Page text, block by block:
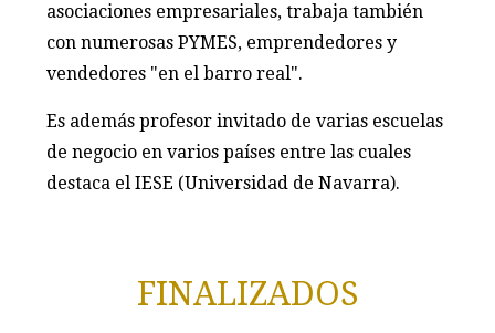
asociaciones empresariales, trabaja también
con numerosas PYMES, emprendedores y
vendedores "en el barro real".
Es además profesor invitado de varias escuelas
de negocio en varios países entre las cuales
destaca el IESE (Universidad de Navarra).
FINALIZADOS